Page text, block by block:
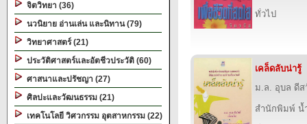
จิตวิทยา (36)
นวนิยาย อ่านเล่น และนิทาน (79)
วิทยาศาสตร์ (21)
ประวัติศาสตร์และอัตชีวประวัติ (60)
ศาสนาและปรัชญา (27)
ศิลปะและวัฒนธรรม (21)
เทคโนโลยี วิศวกรรม อุตสาหกรรม (22)
ทั่วไป
เคล็ดลับน่ารู้
ม.ล. อุบล ดีส
สำนักพิมพ์ น้